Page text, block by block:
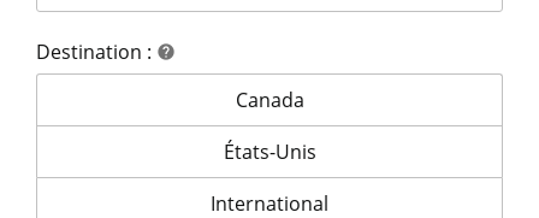
Destination : help
Destination :
Canada
Destination :
États-Unis
Destination :
International